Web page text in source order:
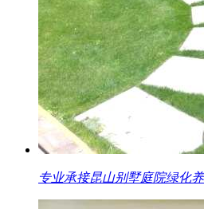
专业承接昆山别墅庭院绿化